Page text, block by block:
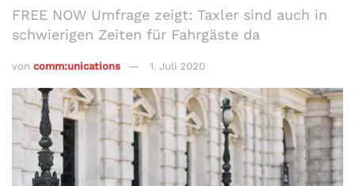
FREE NOW Umfrage zeigt: Taxler sind auch in
schwierigen Zeiten für Fahrgäste da
von comm:unications 1. Juli 2020